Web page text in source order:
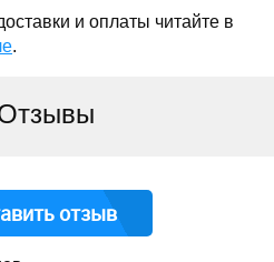
и оплаты читайте в
.
отзыв